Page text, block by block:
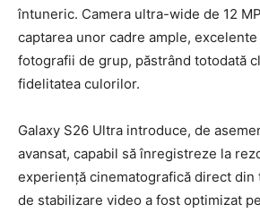
întuneric. Camera ultra-wide de 12
captarea unor cadre ample,
fotografii de grup, păstrând totodată
fidelitatea culorilor.
Galaxy S26 Ultra introduce, de
avansat, capabil să înregistreze la
experiență cinematografică direct din
de stabilizare video a fost optimizat